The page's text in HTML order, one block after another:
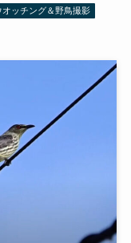
オッチング＆野鳥撮影